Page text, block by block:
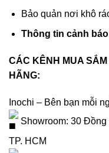
Bảo quản nơi khô
Thông tin cảnh báo
CÁC KÊNH MUA
HÃNG:
Inochi – Bên bạn mỗi
Showroom: 30
TP. HCM